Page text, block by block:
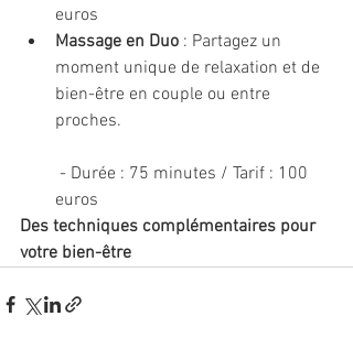
euros
Massage en Duo : Partagez un
moment unique de relaxation et de
bien-être en couple ou entre
proches.
euros
Des techniques complémentaires pour
votre bien-être